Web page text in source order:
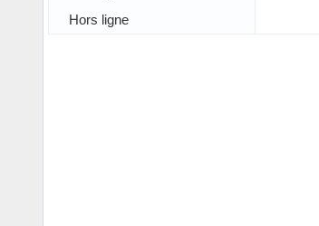
Hors ligne